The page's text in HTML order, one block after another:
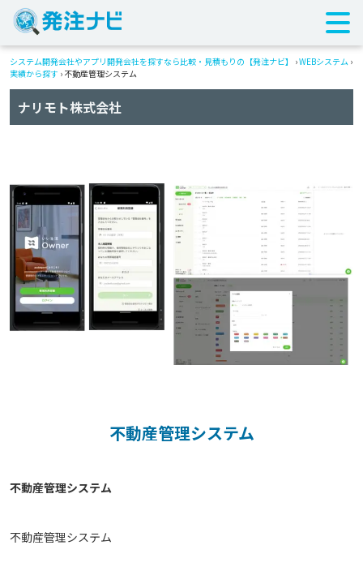
システム開発会社やアプリ開発会社を探すなら比較・見積もりの【発注ナビ】 ›WEBシステム ›
実績から探す › 不動産管理システム
ナリモト株式会社
不動産管理システム
不動産管理システム